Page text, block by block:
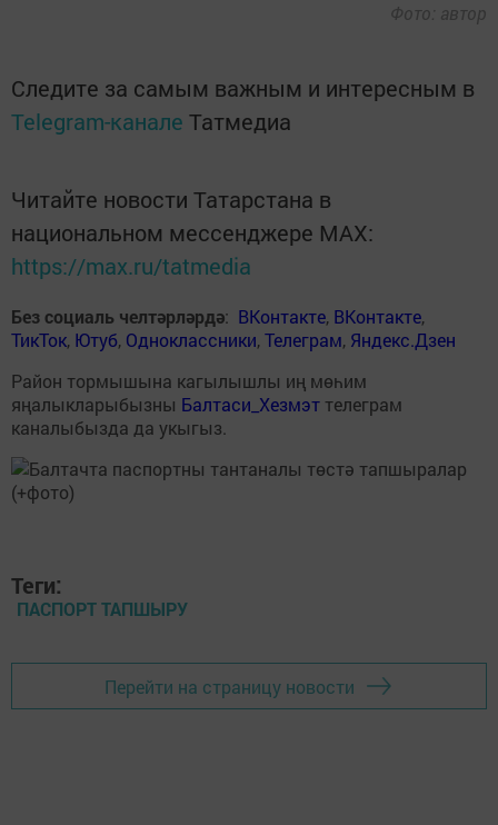
Фото: автор
Следите за самым важным и интересным в
Telegram-канале Татмедиа
Читайте новости Татарстана в
национальном мессенджере MАХ:
https://max.ru/tatmedia
Без социаль челтәрләрдә: ВКонтакте, ВКонтакте,
ТикТок, Ютуб, Одноклассники,Телеграм, Яндекс.Дзен
Район тормышына кагылышлы иң мөһим
яңалыкларыбызны Балтаси_Хезмэт телеграм
каналыбызда да укыгыз.
Теги:
ПАСПОРТ ТАПШЫРУ
Перейти на страницу новости